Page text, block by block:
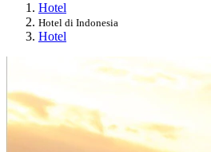
Hotel
Hotel di Indonesia
Hotel